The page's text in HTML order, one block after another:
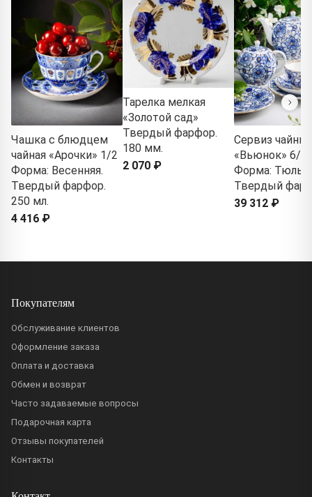
Чашка с блюдцем
чайная «Арочки» 1/2
Форма: Весенняя.
Твердый фарфор.
250 мл.
4 416 ₽
Тарелка мелкая
«Золотой сад»
Твердый фарфор.
180 мм.
2 070 ₽
Сервиз
«Вьюнок» 6/
Форма:
Твердый
39 312 ₽
Покупателям
Обслуживание клиентов
Оформление заказа
Оплата и доставка
Обмен и возврат
Часто задаваемые вопросы
Подарочная карта
Отзывы покупателей
Контакты